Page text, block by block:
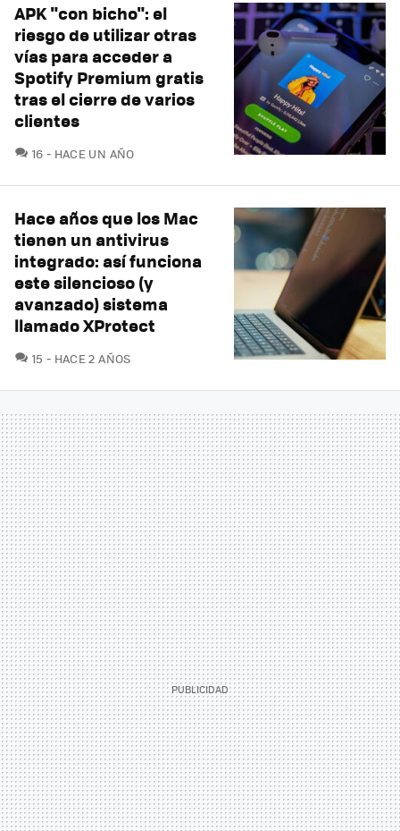
APK "con bicho": el
riesgo de utilizar otras
vías para acceder a
Spotify Premium gratis
tras el cierre de varios
clientes
16 COMENTARIOS
HACE UN AÑO
Hace años que los Mac
tienen un antivirus
integrado: así funciona
este silencioso (y
avanzado) sistema
llamado XProtect
15 COMENTARIOS
HACE 2 AÑOS